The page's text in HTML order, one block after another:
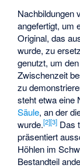
Nachbildungen
angefertigt, um
Original, das
wurde, zu
genutzt, um
Zwischenzeit
zu
steht etwa eine
Säule, an der
wurde.[2][3] Das
präsentiert
Höhlen im
Bestandteil